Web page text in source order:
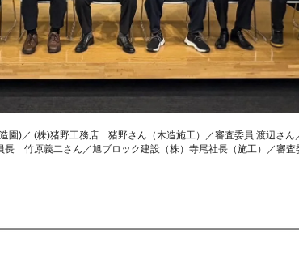
園)／ (株)猪野工務店 猪野さん（木造施工）／審査委員 渡辺さん
長 竹原義二さん／旭ブロック建設（株）寺尾社長（施工）／審